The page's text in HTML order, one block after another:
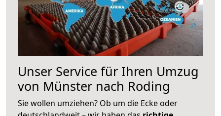
Unser Service für Ihren Umzug
von Münster nach Roding
Sie wollen umziehen? Ob um die Ecke oder